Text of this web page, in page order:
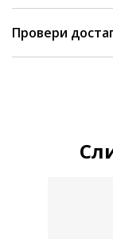
Провери